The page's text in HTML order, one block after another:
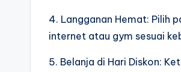
4. Langganan Hemat: Pilih
internet atau gym sesuai
5. Belanja di Hari Diskon: